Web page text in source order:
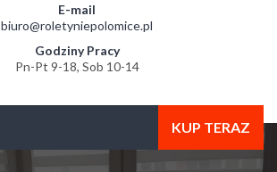
E-mail
biuro@roletyniepolomice.pl
Godziny Pracy
Pn-Pt 9-18, Sob 10-14
KUP TERAZ